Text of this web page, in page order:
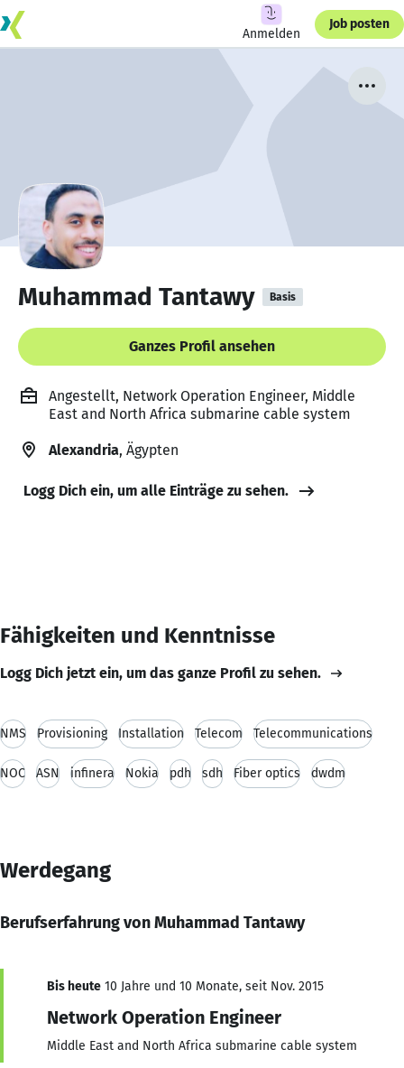
Anmelden
Job posten
Muhammad Tantawy Basis
Ganzes Profil ansehen
Angestellt, Network Operation Engineer, Middle
East and North Africa submarine cable system
Alexandria, Ägypten
Logg Dich ein, um alle Einträge zu sehen.
Fähigkeiten und Kenntnisse
Logg Dich jetzt ein, um das ganze Profil zu sehen.
NMS Provisioning Installation Telecom Telecommunications
NOC ASN infinera Nokia pdh sdh Fiber optics dwdm
Werdegang
Berufserfahrung von Muhammad Tantawy
Bis heute 10 Jahre und 10 Monate, seit Nov. 2015
Network Operation Engineer
Middle East and North Africa submarine cable system